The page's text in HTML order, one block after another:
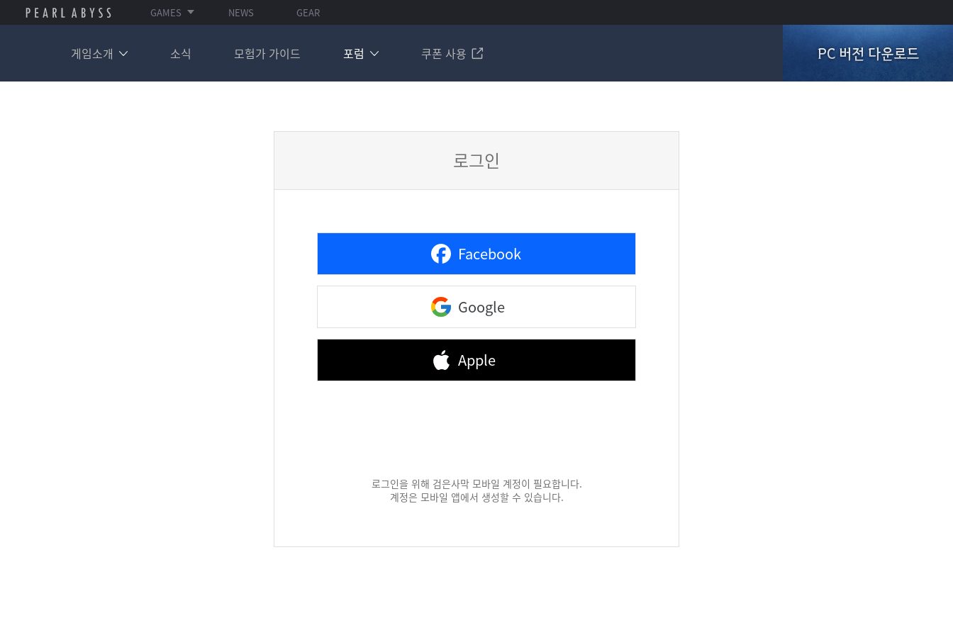
GAMES NEWS GEAR
게임소개 소식 모험가 가이드 포럼 쿠폰 사용 PC 버전 다운로드
로그인
Facebook
Google
Apple
로그인을 위해 검은사막 모바일 계정이 필요합니다.
계정은 모바일 앱에서 생성할 수 있습니다.